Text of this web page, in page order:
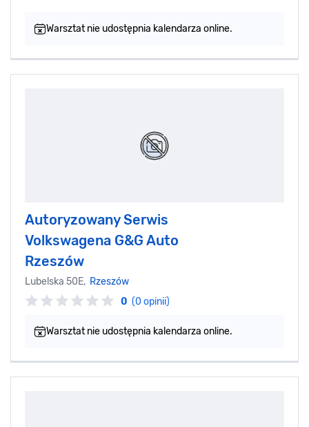
Warsztat nie udostępnia kalendarza online.
Autoryzowany Serwis
Volkswagena G&G Auto
Rzeszów
Lubelska 50E, Rzeszów
0 (0 opinii)
Warsztat nie udostępnia kalendarza online.